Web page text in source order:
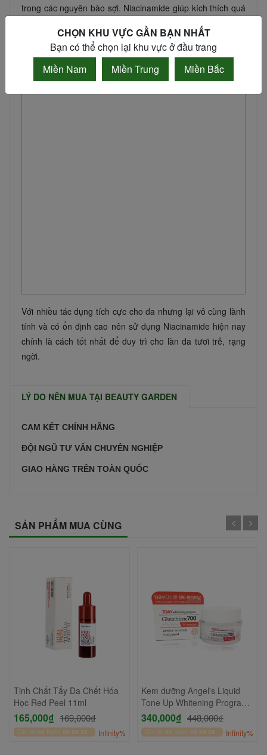
trong các nguyên bào sợi. Niacinamide giúp kích thích quá
trình tổng hợp protein và collagen làm giảm tình trạng da
khô sần, hạn chế được xuất hiện nếp nhăn, hiện tượng
sạm giúp da trông luôn căng mọng và mịn màng tự nhiên.
Với nhiều tác dụng tích cực cho da nhưng lại vô cùng lành
tính và có ổn định cao nên sử dụng Niacinamide hiện nay
chính là cách tốt nhất để duy trì cho làn da tươi trẻ, rạng
ngời.
LÝ DO NÊN MUA TẠI BEAUTY GARDEN
CAM KẾT CHÍNH HÃNG
ĐỘI NGŨ TƯ VẤN CHUYÊN NGHIỆP
GIAO HÀNG TRÊN TOÀN QUỐC
SẢN PHẨM MUA CÙNG
Tinh Chất Tẩy Da Chết Hóa
Học Red Peel 11ml
165,000₫ 169,000₫
Còn lại 00 Ngày 06:59:26 Infinity%
Kem dưỡng Angel's Liquid
Tone Up Whitening Program
Glutathione 700 V-Cream
50ml
340,000₫ 448,000₫
Còn lại 00 Ngày 06:59:26 Infinity%
CHỌN KHU VỰC GẦN BẠN NHẤT
Bạn có thể chọn lại khu vực ở đầu trang
Miền Nam
Miền Trung Miền Bắc